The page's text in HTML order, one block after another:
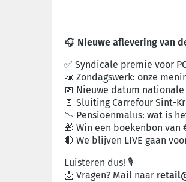
🎧 Nieuwe aflevering van
✅ Syndicale premie voor
📣 Zondagswerk: onze
📅 Nieuwe datum
🚪 Sluiting Carrefour Sint-
📉 Pensioenmalus: wat is
🎁 Win een boekenbon van
🔴 We blijven LIVE gaan
Luisteren dus! 🎙️
📩 Vragen? Mail naar